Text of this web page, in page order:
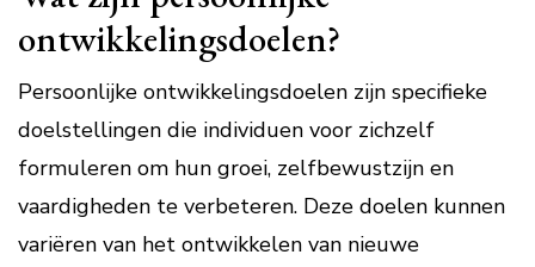
ontwikkelingsdoelen?
Persoonlijke ontwikkelingsdoelen zijn specifieke
doelstellingen die individuen voor zichzelf
formuleren om hun groei, zelfbewustzijn en
vaardigheden te verbeteren. Deze doelen kunnen
variëren van het ontwikkelen van nieuwe